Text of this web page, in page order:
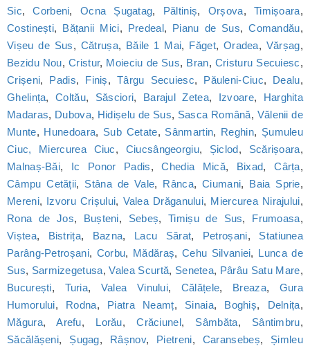
Sic,Corbeni, Ocna Șugatag, Păltiniș, Orșova, Timișoara,
Costinești, Bățanii Mici, Predeal, Pianu de Sus,Comandău,
Vișeu de Sus, Cătrușa, Băile 1 Mai, Făget, Oradea, Vărșag,
Bezidu Nou,Cristur, Moieciu de Sus, Bran, Cristuru Secuiesc,
Crișeni, Padis, Finiș,Târgu Secuiesc, Păuleni-Ciuc, Dealu,
Ghelința,Coltău, Săsciori, Barajul Zetea, Izvoare, Harghita
Madaras, Dubova, Hidișelu de Sus, Sasca Română, Vălenii de
Munte, Hunedoara, Sub Cetate, Sânmartin, Reghin, Șumuleu
Ciuc, Miercurea Ciuc, Ciucsângeorgiu, Șiclod, Scărișoara,
Malnaș-Băi, Ic Ponor Padis,Chedia Mică, Bixad,Cârța,
Câmpu Cetății, Stâna de Vale, Rânca,Ciumani, Baia Sprie,
Mereni, Izvoru Crișului, Valea Drăganului, Miercurea Nirajului,
Rona de Jos, Bușteni, Sebeș, Timișu de Sus, Frumoasa,
Viștea, Bistrița, Bazna, Lacu Sărat, Petroșani, Statiunea
Parâng-Petroșani, Corbu, Mădăraș, Cehu Silvaniei, Lunca de
Sus, Sarmizegetusa,Valea Scurtă, Senetea, Pârâu Satu Mare,
București, Turia, Valea Vinului, Călățele, Breaza, Gura
Humorului, Rodna, Piatra Neamț, Sinaia, Boghiș, Delnița,
Măgura,Arefu, Lorău,Crăciunel, Sâmbăta, Sântimbru,
Săcălășeni, Șugag, Râșnov, Pietreni, Caransebeș, Șimleu